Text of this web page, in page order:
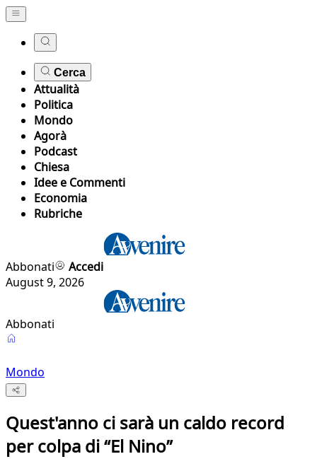
Cerca
Attualità
Politica
Mondo
Agorà
Podcast
Chiesa
Idee e Commenti
Economia
Rubriche
Abbonati
Accedi
August 9, 2026
Abbonati
Mondo
Quest'anno ci sarà un caldo record
per colpa di “El Nino”